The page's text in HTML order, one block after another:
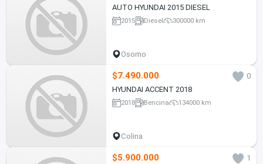
AUTO HYUNDAI 2015 DIESEL
2015 Diesel 300000 km
Osorno
$7.490.000
0
HYUNDAI ACCENT 2018
2018 Bencina 134000 km
Colina
$5.900.000
1